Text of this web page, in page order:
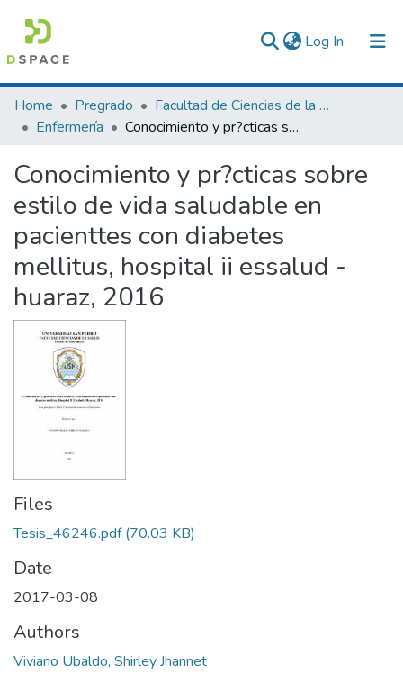
Log In (current)
Communities & Collections
All of DSpace
Statistics
Home Pregrado
Facultad de Ciencias de la Salud
Enfermería
Conocimiento y pr?cticas sobre estilo de vida saludable en pacienttes con diabetes mellitus, hospital ii essalud - huaraz, 2016
Conocimiento y pr?cticas sobre
estilo de vida saludable en
pacienttes con diabetes
mellitus, hospital ii essalud -
huaraz, 2016
Files
Tesis_46246.pdf(70.03 KB)
Date
2017-03-08
Authors
Viviano Ubaldo, Shirley Jhannet